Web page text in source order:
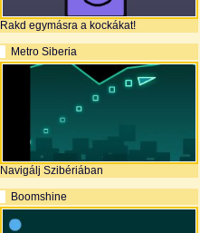
Rakd egymásra a kockákat!
Metro Siberia
Navigálj Szibériában
Boomshine